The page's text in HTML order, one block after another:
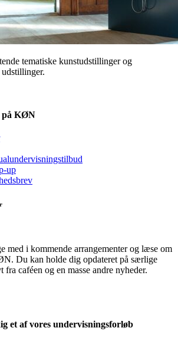
tematiske kunstudstillinger og
på KØN
up
med i kommende arrangementer og læse om
Du kan holde dig opdateret på særlige
fra caféen og en masse andre nyheder.
et af vores undervisningsforløb